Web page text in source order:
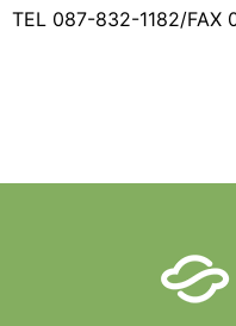
TEL 087-832-1182/FAX